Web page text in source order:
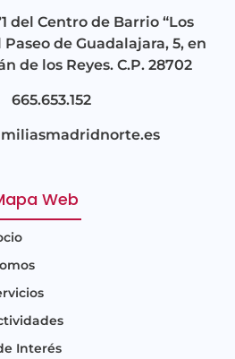
del Centro de Barrio “Los
Paseo de Guadalajara, 5, en
de los Reyes. C.P. 28702
665.653.152
Web
Interés